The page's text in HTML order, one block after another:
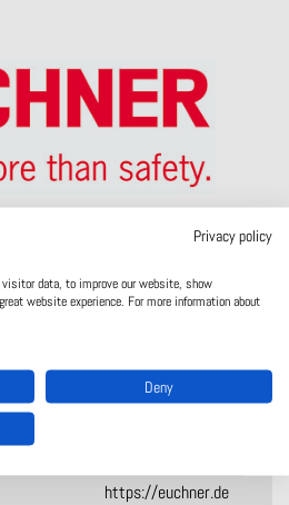
1953
1994
https://euchner.de
Privacy policy
data, to improve our website, show
website experience. For more information about
Deny